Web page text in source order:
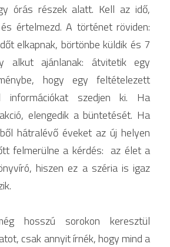
órás részek alatt. Kell az idő,
értelmezd. A történet röviden:
elkapnak, börtönbe küldik és 7
alkut ajánlanak: átvitetik egy
hogy egy feltételezett
információkat szedjen ki. Ha
elengedik a büntetését. Ha
hátralévő éveket az új helyen
felmerülne a kérdés:  az élet a
hiszen ez a széria is igaz
hosszú sorokon keresztül
csak annyit írnék, hogy mind a